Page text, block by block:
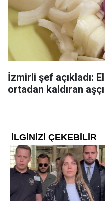
İzmirli şef açıkladı:
ortadan kaldıran aşçı